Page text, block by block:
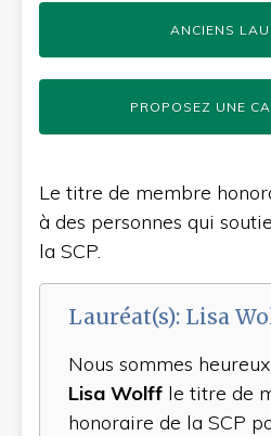
ANCIENS
PROPOSEZ UNE
Le titre de membre
à des personnes qui
la SCP.
Lauréat(s): Lisa
Nous sommes
Lisa Wolff le titre de
honoraire de la SCP